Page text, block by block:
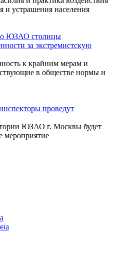
и устрашения населения
ЮЗАО столицы
за экстремистскую
к крайним мерам и
в обществе нормы и
проведут
ЮЗАО г. Москвы будет
мероприятие